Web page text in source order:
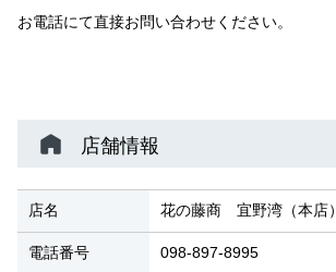
お電話にて直接お問い合わせください。
店舗情報
店名 花の藤商 宜野湾（本店）
電話番号 098-897-8995